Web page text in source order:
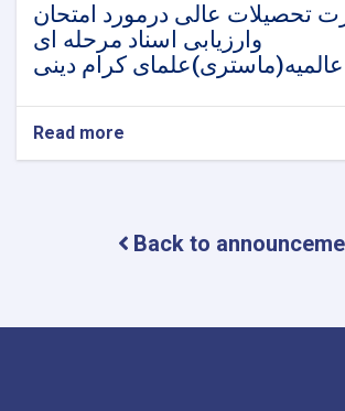
تحصیلات عالی درمورد امتحان
وارزیابی اسناد مرحله ای
عالمیه(ماستری)علمای کرام دینی
Read more
اطلاعیه
درمورد
مرحله
Back to